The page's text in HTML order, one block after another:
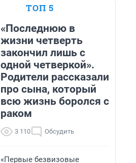
ТОП 5
«Последнюю в
жизни четверть
закончил лишь с
одной четверкой».
Родители рассказали
про сына, который
всю жизнь боролся с
раком
3 110 Обсудить
«Первые безвизовые